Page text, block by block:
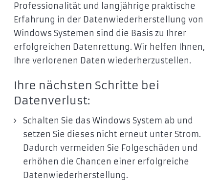
Professionalität und langjährige praktische
Erfahrung in der Datenwiederherstellung von
Windows Systemen sind die Basis zu Ihrer
erfolgreichen Datenrettung. Wir helfen Ihnen,
Ihre verlorenen Daten wiederherzustellen.
Ihre nächsten Schritte bei
Datenverlust:
Schalten Sie das Windows System ab und
setzen Sie dieses nicht erneut unter Strom.
Dadurch vermeiden Sie Folgeschäden und
erhöhen die Chancen einer erfolgreiche
Datenwiederherstellung.